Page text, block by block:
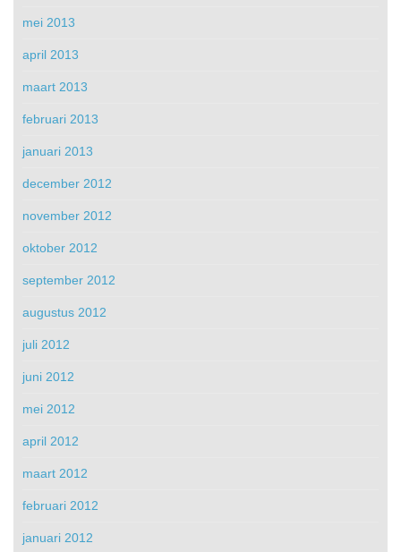
mei 2013
april 2013
maart 2013
februari 2013
januari 2013
december 2012
november 2012
oktober 2012
september 2012
augustus 2012
juli 2012
juni 2012
mei 2012
april 2012
maart 2012
februari 2012
januari 2012